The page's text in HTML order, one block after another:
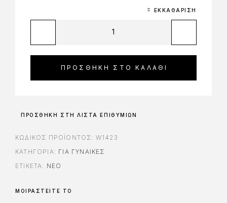
ΕΚΚΑΘΆΡΙΣΗ
ΠΡΟΣΘΉΚΗ ΣΤΟ ΚΑΛΆΘΙ
ΠΡΟΣΘΉΚΗ ΣΤΗ ΛΊΣΤΑ ΕΠΙΘΥΜΙΏΝ
ΚΩΔΙΚΌΣ ΠΡΟΪΌΝΤΟΣ: W1423
ΚΑΤΗΓΟΡΊΑ: ΓΙΑ ΓΥΝΑΊΚΕΣ
ΕΤΙΚΈΤΑ: ΝΈΟ
ΜΟΙΡΑΣΤΕΊΤΕ ΤΟ